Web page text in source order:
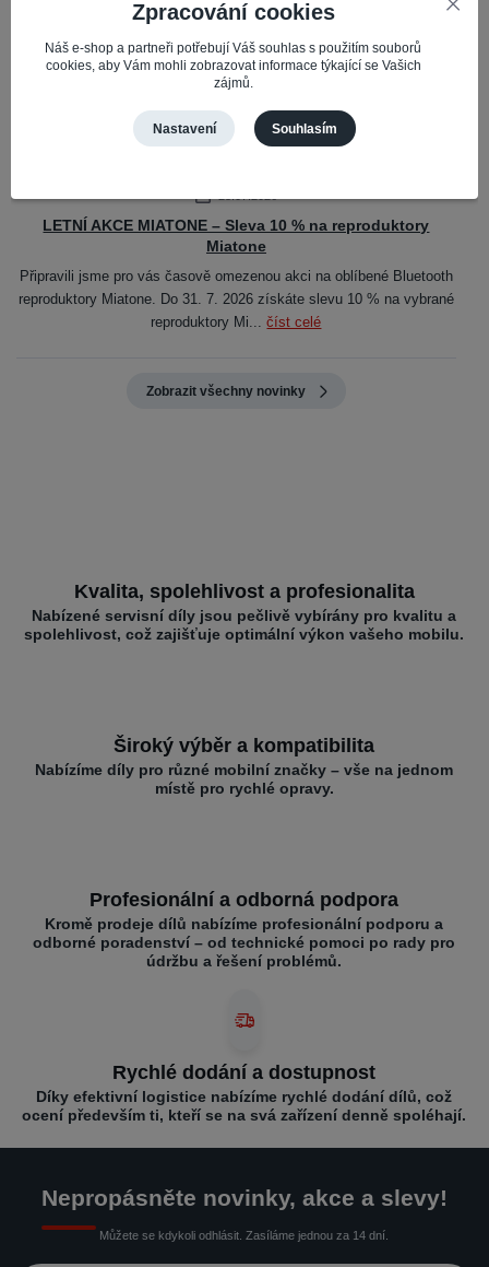
Po - Čt: 08:30 - 16:30hod // Pá 08:30 - 16:00hod
info@impacto.cz
Novinky
LETNÍ AKCE MIATONE – Sleva 10 % na reproduktory
Miatone
Připravili jsme pro vás časově omezenou akci na oblíbené Bluetooth
reproduktory Miatone. Do 31. 7. 2026 získáte slevu 10 % na vybrané
reproduktory Mi...číst celé
Zobrazit všechny novinky
Kvalita, spolehlivost a profesionalita
Nabízené servisní díly jsou pečlivě vybírány pro kvalitu a
spolehlivost, což zajišťuje optimální výkon vašeho mobilu.
Široký výběr a kompatibilita
Nabízíme díly pro různé mobilní značky – vše na jednom
místě pro rychlé opravy.
Profesionální a odborná podpora
Kromě prodeje dílů nabízíme profesionální podporu a
odborné poradenství – od technické pomoci po rady pro
údržbu a řešení problémů.
Rychlé dodání a dostupnost
Díky efektivní logistice nabízíme rychlé dodání dílů, což
ocení především ti, kteří se na svá zařízení denně spoléhají.
Nepropásněte novinky, akce a slevy!
Můžete se kdykoli odhlásit. Zasíláme jednou za 14 dní.
Zpracování cookies
Náš e-shop a partneři potřebují Váš souhlas s použitím souborů
cookies, aby Vám mohli zobrazovat informace týkající se Vašich
zájmů.
Nastavení Souhlasím